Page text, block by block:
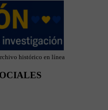
histórico en línea